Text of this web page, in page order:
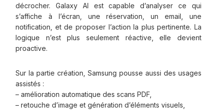
décrocher. Galaxy AI est capable d’analyser ce qui
s’affiche à l’écran, une réservation, un email, une
notification, et de proposer l’action la plus pertinente. La
logique n’est plus seulement réactive, elle devient
proactive.
Sur la partie création, Samsung pousse aussi des usages
assistés :
– amélioration automatique des scans PDF,
– retouche d’image et génération d’éléments visuels,